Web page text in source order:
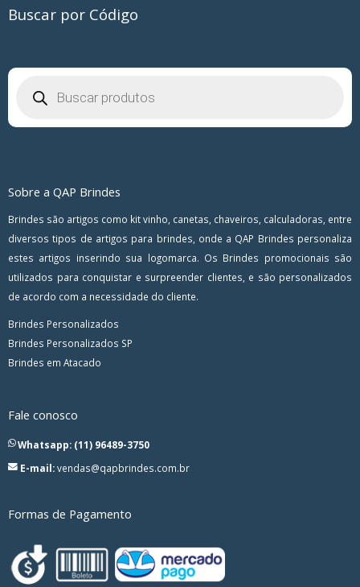
Buscar por Código
Sobre a QAP Brindes
Brindes são artigos como kit vinho, canetas, chaveiros, calculadoras, entre
diversos tipos de artigos para brindes, onde a QAP Brindes personaliza
estes artigos inserindo sua logomarca. Os Brindes promocionais são
utilizados para conquistar e surpreender clientes, e são personalizados
de acordo com a necessidade do cliente.
Brindes Personalizados
Brindes Personalizados SP
Brindes em Atacado
Fale conosco
Whatsapp: (11) 96489-3750
E-mail:vendas@qapbrindes.com.br
Formas de Pagamento